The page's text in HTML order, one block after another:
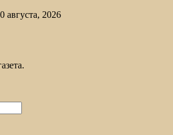
августа, 2026